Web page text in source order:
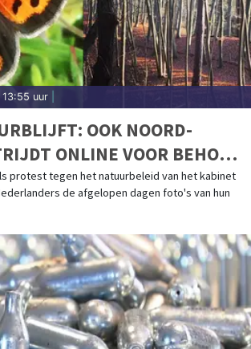
uur
OOK NOORD-
ONLINE VOOR BEHOUD
protest tegen het natuurbeleid van het kabinet
de afgelopen dagen foto's van hun